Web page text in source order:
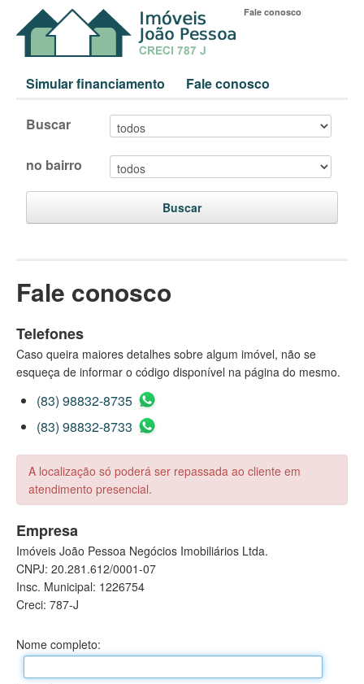
Fale conosco
Simular financiamento Fale conosco
Buscar
no bairro
Buscar
Fale conosco
Telefones
Caso queira maiores detalhes sobre algum imóvel, não se
esqueça de informar o código disponível na página do mesmo.
(83) 98832-8735
(83) 98832-8733
A localização só poderá ser repassada ao cliente em
atendimento presencial.
Empresa
Imóveis João Pessoa Negócios Imobiliários Ltda.
CNPJ: 20.281.612/0001-07
Insc. Municipal: 1226754
Creci: 787-J
Nome completo: